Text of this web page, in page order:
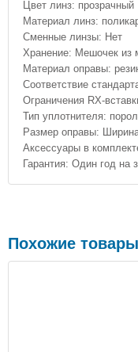
Цвет линз: прозрачный
Материал линз:
Сменные линзы: Нет
Хранение: Мешочек из
Материал оправы:
Соответствие
Ограничения RX-
Тип уплотнителя:
Размер оправы:
Аксессуары в
Гарантия: Один год на
Похожие товары